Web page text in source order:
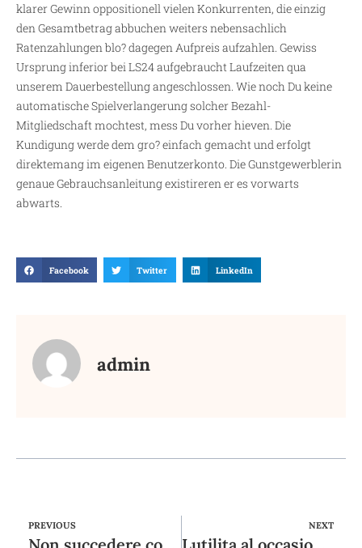
klarer Gewinn oppositionell vielen Konkurrenten, die einzig
den Gesamtbetrag abbuchen weiters nebensachlich
Ratenzahlungen blo? dagegen Aufpreis aufzahlen. Gewiss
Ursprung inferior bei LS24 aufgebraucht Laufzeiten qua
unserem Dauerbestellung angeschlossen. Wie noch Du keine
automatische Spielverlangerung solcher Bezahl-
Mitgliedschaft mochtest, mess Du vorher hieven. Die
Kundigung werde dem gro? einfach gemacht und erfolgt
direktemang im eigenen Benutzerkonto. Die Gunstgewerblerin
genaue Gebrauchsanleitung existireren er es vorwarts
abwarts.
Facebook Twitter LinkedIn
admin
PREVIOUS NEXT